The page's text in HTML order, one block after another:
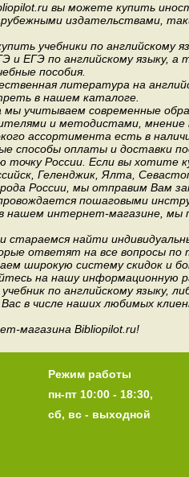
вы можете купить
издательствами,
учебники по английскому
и ЕГЭ по английскому языку,
пособия.
литература на
в нашем каталоге.
учитываем современные
и методистами, мнение
ассортимента есть в
способы оплаты и доставки
точку России. Если вы хотите
Геленджик, Ялта,
России, мы отправим Вам
пошаговыми
нашем интернет-магазине,
найти
ответят на все вопросы по
широкую систему скидок и
на нашу информационную
по английскому языку,
в числе наших любимых
магазина Bibliopilot.ru!
Режим работы
пн-пт 10:00 - 18:30,
сб, вс - выходной